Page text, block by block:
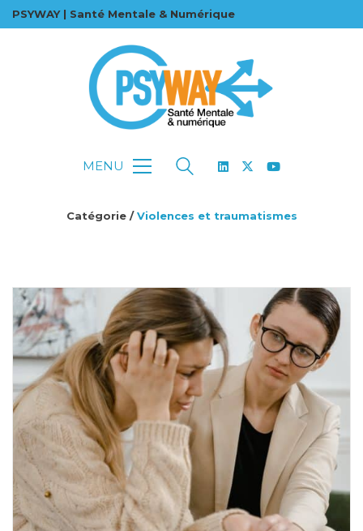
PSYWAY | Santé Mentale & Numérique
MENU
Catégorie /Violences et traumatismes